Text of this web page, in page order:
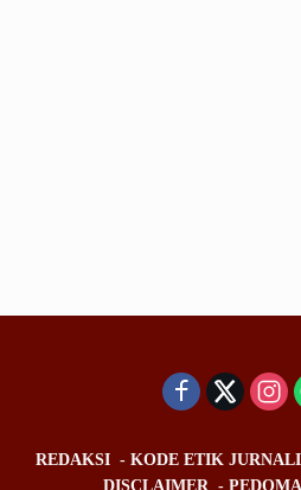
REDAKSI KODE ETIK
DISCLAIMER